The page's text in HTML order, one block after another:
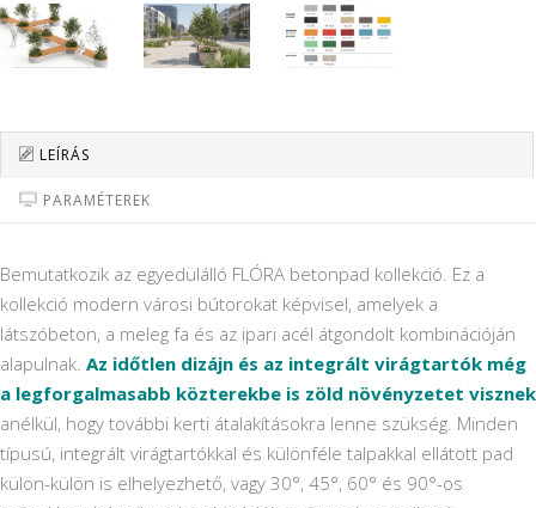
LEÍRÁS
PARAMÉTEREK
Bemutatkozik az egyedülálló FLÓRA betonpad kollekció. Ez a
kollekció modern városi bútorokat képvisel, amelyek a
látszóbeton, a meleg fa és az ipari acél átgondolt kombinációján
alapulnak. Az időtlen dizájn és az integrált virágtartók még
a legforgalmasabb közterekbe is zöld növényzetet visznek
anélkül, hogy további kerti átalakításokra lenne szükség. Minden
típusú, integrált virágtartókkal és különféle talpakkal ellátott pad
külön-külön is elhelyezhető, vagy 30°, 45°, 60° és 90°-os